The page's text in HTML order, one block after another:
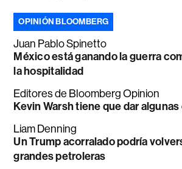
OPINIÓN BLOOMBERG
Juan Pablo Spinetto
México está ganando la guerra
la hospitalidad
Editores de Bloomberg Opinion
Kevin Warsh tiene que dar
Liam Denning
Un Trump acorralado podría
grandes petroleras